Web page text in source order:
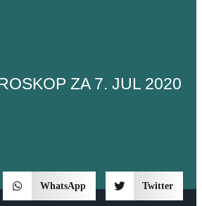
ZA 7. JUL 2020
WhatsApp Twitter